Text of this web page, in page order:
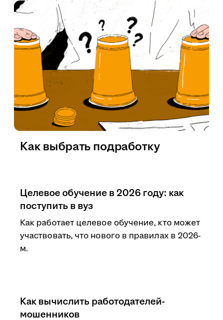
Как выбрать подработку
Целевое обучение в 2026 году: как
поступить в вуз
Как работает целевое обучение, кто может
участвовать, что нового в правилах в 2026-
м.
Как вычислить работодателей-
мошенников